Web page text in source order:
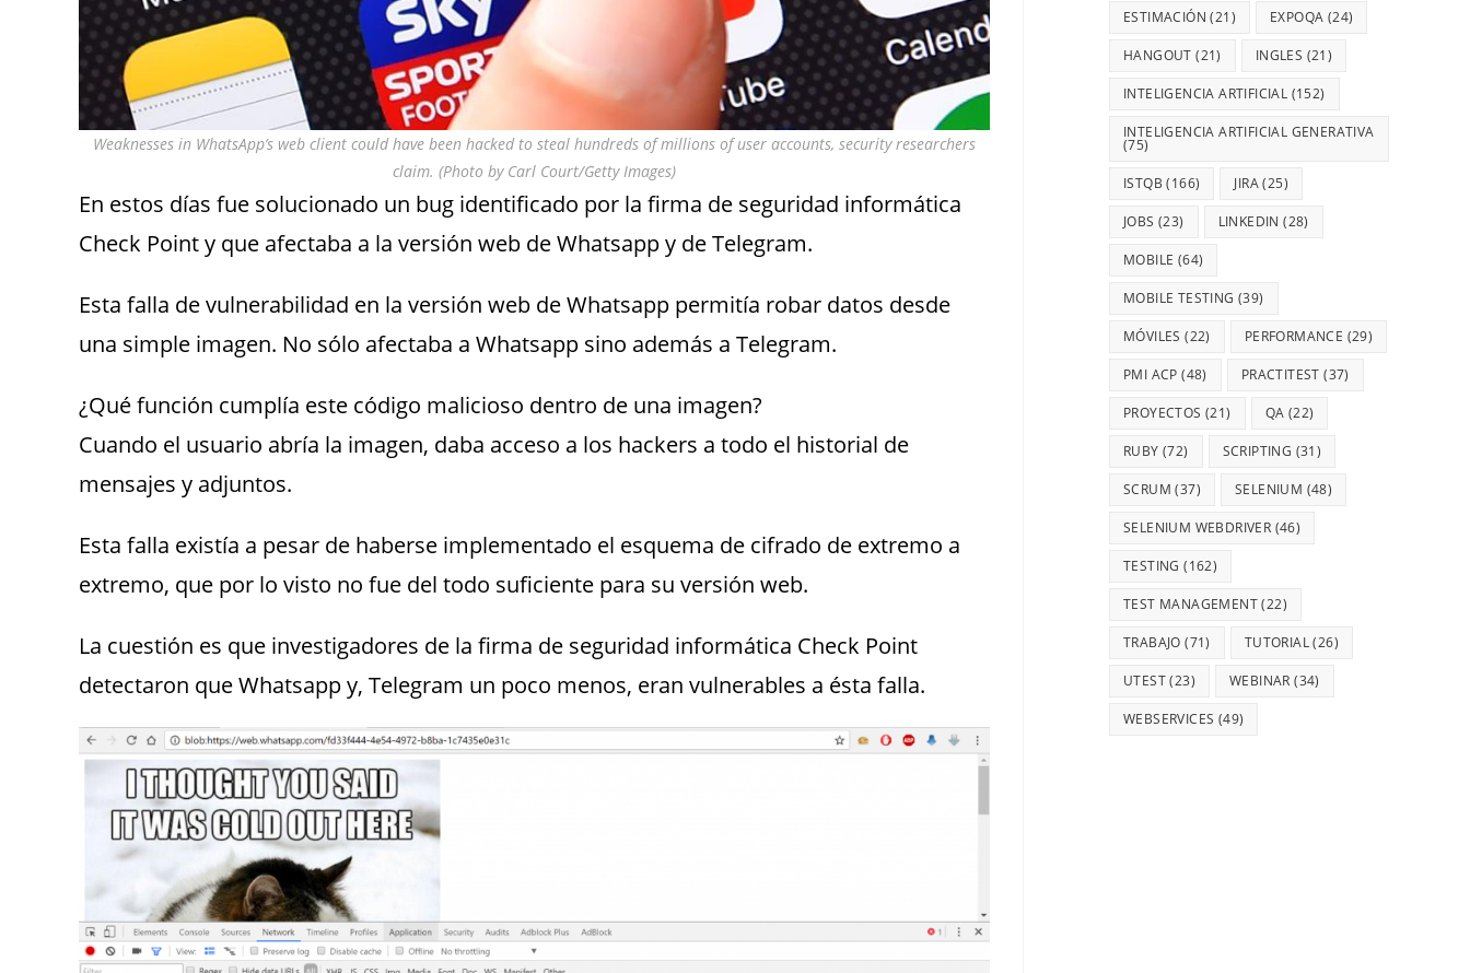
Weaknesses in WhatsApp’s web client could have been hacked to steal hundreds of millions of user accounts, security researchers
claim. (Photo by Carl Court/Getty Images)
En estos días fue solucionado un bug identificado por la firma de seguridad informática
Check Point y que afectaba a la versión web de Whatsapp y de Telegram.
Esta falla de vulnerabilidad en la versión web de Whatsapp permitía robar datos desde
una simple imagen. No sólo afectaba a Whatsapp sino además a Telegram.
¿Qué función cumplía este código malicioso dentro de una imagen?
Cuando el usuario abría la imagen, daba acceso a los hackers a todo el historial de
mensajes y adjuntos.
Esta falla existía a pesar de haberse implementado el esquema de cifrado de extremo a
extremo, que por lo visto no fue del todo suficiente para su versión web.
La cuestión es que investigadores de la firma de seguridad informática Check Point
detectaron que Whatsapp y, Telegram un poco menos, eran vulnerables a ésta falla.
ESTIMACIÓN (21) EXPOQA (24)
HANGOUT (21) INGLES (21)
INTELIGENCIA ARTIFICIAL (152)
INTELIGENCIA ARTIFICIAL GENERATIVA
(75)
ISTQB (166) JIRA(25)
JOBS (23) LINKEDIN (28)
MOBILE (64)
MOBILE TESTING (39)
MÓVILES (22) PERFORMANCE (29)
PMI ACP (48) PRACTITEST (37)
PROYECTOS (21) QA (22)
RUBY (72) SCRIPTING (31)
SCRUM (37) SELENIUM (48)
SELENIUM WEBDRIVER (46)
TESTING (162)
TEST MANAGEMENT(22)
TRABAJO (71) TUTORIAL(26)
UTEST(23) WEBINAR (34)
WEBSERVICES (49)